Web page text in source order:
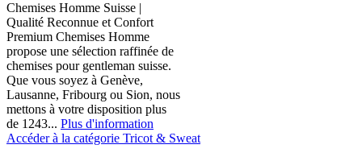
Chemises Homme Suisse |
Qualité Reconnue et Confort
Premium Chemises Homme
propose une sélection raffinée de
chemises pour gentleman suisse.
Que vous soyez à Genève,
Lausanne, Fribourg ou Sion, nous
mettons à votre disposition plus
de 1243... Plus d'information
Accéder à la catégorie Tricot & Sweat